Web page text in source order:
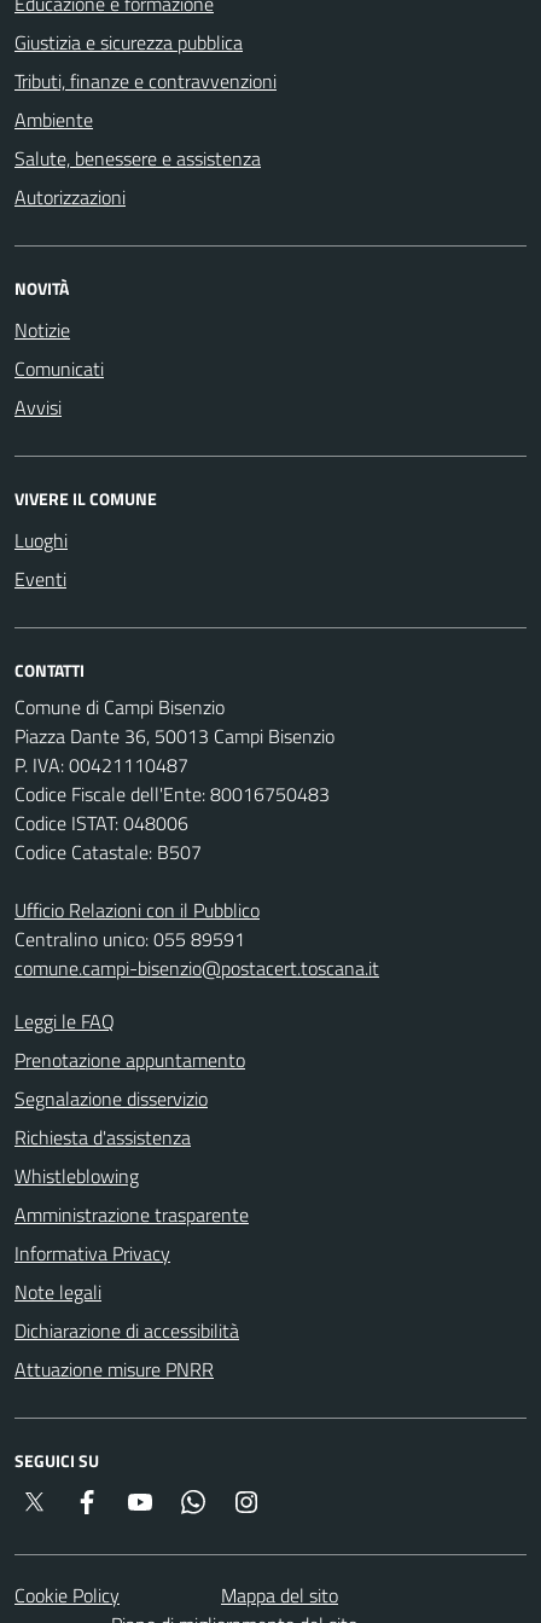
Giustizia e sicurezza pubblica
Tributi, finanze e contravvenzioni
Ambiente
Salute, benessere e assistenza
Autorizzazioni
NOVITÀ
Notizie
Comunicati
Avvisi
VIVERE IL COMUNE
Luoghi
Eventi
CONTATTI
Comune di Campi Bisenzio
Piazza Dante 36, 50013 Campi Bisenzio
P. IVA: 00421110487
Codice Fiscale dell'Ente: 80016750483
Codice ISTAT: 048006
Codice Catastale: B507
Ufficio Relazioni con il Pubblico
Centralino unico: 055 89591
comune.campi-bisenzio@postacert.toscana.it
Leggi le FAQ
Prenotazione appuntamento
Segnalazione disservizio
Richiesta d'assistenza
Whistleblowing
Amministrazione trasparente
Informativa Privacy
Note legali
Dichiarazione di accessibilità
Attuazione misure PNRR
SEGUICI SU
Twitter Facebook YouTube Whatsapp
Cookie Policy
Mappa del sito